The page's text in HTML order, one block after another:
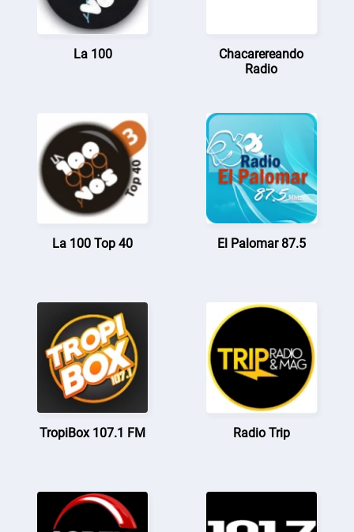
La 100
Chacarereando
Radio
La 100 Top 40 El Palomar 87.5
TropiBox 107.1 FM Radio Trip